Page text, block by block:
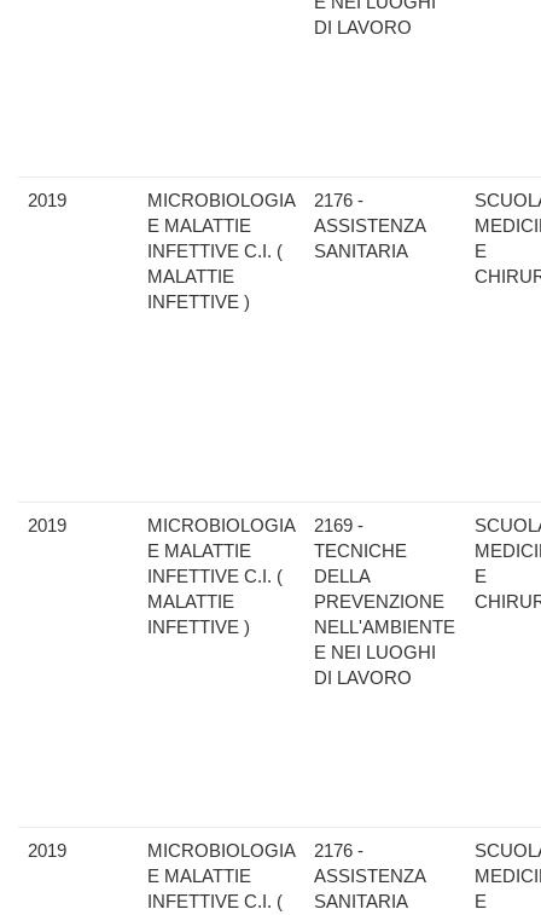
DI LAVORO
2019
MICROBIOLOGIA
E MALATTIE
INFETTIVE C.I. (
MALATTIE
INFETTIVE )
2176 -
ASSISTENZA
SANITARIA
E
2019
MICROBIOLOGIA
E MALATTIE
INFETTIVE C.I. (
MALATTIE
INFETTIVE )
2169 -
TECNICHE
DELLA
PREVENZIONE
NELL'AMBIENTE
E NEI LUOGHI
DI LAVORO
E
2019
MICROBIOLOGIA
E MALATTIE
INFETTIVE C.I. (
2176 -
ASSISTENZA
SANITARIA
E